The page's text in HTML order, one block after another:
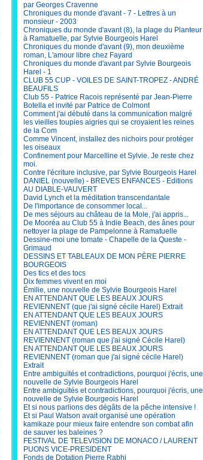
par Georges Cravenne
Chroniques du monde d'avant - 7 - Lettres à un
monsieur - 2003
Chroniques du monde d'avant (8), la plage du Planteur
à Ramatuelle, par Sylvie Bourgeois Harel
Chroniques du monde d'avant (9), mon deuxième
roman, L'amour libre chez Fayard
Chroniques du monde d'avant par Sylvie Bourgeois
Harel - 1
CLUB 55 CUP - VOILES DE SAINT-TROPEZ - ANDRÉ
BEAUFILS
Club 55 - Patrice Racois représenté par Jean-Pierre
Botella et invité par Patrice de Colmont
Comment j'ai débuté dans la communication malgré
les vieilles toupies aigries qui se croyaient les reines
de la Com
Comme Vincent, installez des nichoirs pour protéger
les oiseaux
Confinement pour Marcelline et Sylvie. Je reste chez
moi.
Contre l'écriture inclusive, par Sylvie Bourgeois Harel
DANIEL (nouvelle) - BREVES ENFANCES - Editions
AU DIABLE-VAUVERT
David Lynch et la méditation transcendantale
De l'importance de consommer local...
De mes séjours au château de la Mole, j'ai appris...
De Mooréa au Club 55 à Indie Beach, des ânes pour
nettoyer la plage de Pampelonne à Ramatuelle
Dessine-moi une tomate - Chapelle de la Queste -
Grimaud
DESSINS ET TABLEAUX DE MON PÈRE PIERRE
BOURGEOIS
Des tics et des tocs
Dix femmes vivent en moi
Émilie, une nouvelle de Sylvie Bourgeois Harel
EN ATTENDANT QUE LES BEAUX JOURS
REVIENNENT (que j'ai signé cécile Harel) Extrait
EN ATTENDANT QUE LES BEAUX JOURS
REVIENNENT (roman)
EN ATTENDANT QUE LES BEAUX JOURS
REVIENNENT (roman que j'ai signé Cécile Harel)
EN ATTENDANT QUE LES BEAUX JOURS
REVIENNENT (roman que j'ai signé cécile Harel)
Extrait
Entre ambiguïtés et contradictions, pourquoi j'écris, une
nouvelle de Sylvie Bourgeois Harel
Entre ambiguïtés et contradictions, pourquoi j'écris, une
nouvelle de Sylvie Bourgeois Harel
Et si nous parlions des dégâts de la pêche intensive !
Et si Paul Watson avait organisé une opération
kamikaze pour mieux faire entendre son combat afin
de sauver les baleines ?
FESTIVAL DE TELEVISION DE MONACO / LAURENT
PUONS VICE-PRESIDENT
Fonds de Dotation Pierre Rabhi